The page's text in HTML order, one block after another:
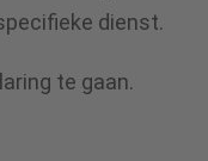
dienst.
te gaan.